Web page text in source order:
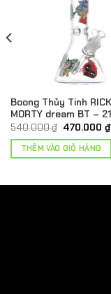
Boong Thủy Tinh
MORTY dream BT – 21
540.000₫ Giá
là:
540.000 ₫.
470.000 ₫
THÊM VÀO GIỎ HÀNG